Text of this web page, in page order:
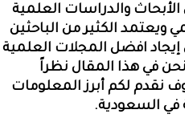
والدراسات العلمية
الكثير من الباحثين
افضل المجلات العلمية
في هذا المقال نظراً
لكم أبرز المعلومات
السعودية.